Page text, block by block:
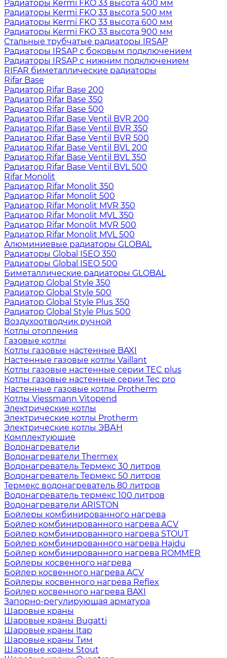
Радиаторы Kermi FKO 33 высота 400 мм
Радиаторы Kermi FKO 33 высота 500 мм
Радиаторы Kermi FKO 33 высота 600 мм
Радиаторы Kermi FKO 33 высота 900 мм
Стальные трубчатые радиаторы IRSAP
Радиаторы IRSAP с боковым подключением
Радиаторы IRSAP с нижним подключением
RIFAR биметаллические радиаторы
Rifar Base
Радиатор Rifar Base 200
Радиатор Rifar Base 350
Радиатор Rifar Base 500
Радиатор Rifar Base Ventil BVR 200
Радиатор Rifar Base Ventil BVR 350
Радиатор Rifar Base Ventil BVR 500
Радиатор Rifar Base Ventil BVL 200
Радиатор Rifar Base Ventil BVL 350
Радиатор Rifar Base Ventil BVL 500
Rifar Monolit
Радиатор Rifar Monolit 350
Радиатор Rifar Monolit 500
Радиатор Rifar Monolit MVR 350
Радиатор Rifar Monolit MVL 350
Радиатор Rifar Monolit MVR 500
Радиатор Rifar Monolit MVL 500
Алюминиевые радиаторы GLOBAL
Радиаторы Global ISEO 350
Радиаторы Global ISEO 500
Биметаллические радиаторы GLOBAL
Радиатор Global Style 350
Радиатор Global Style 500
Радиатор Global Style Plus 350
Радиатор Global Style Plus 500
Воздухоотводчик ручной
Котлы отопления
Газовые котлы
Котлы газовые настенные BAXI
Настенные газовые котлы Vaillant
Котлы газовые настенные серии TEC plus
Котлы газовые настенные серии Tec pro
Настенные газовые котлы Protherm
Котлы Viessmann Vitopend
Электрические котлы
Электрические котлы Protherm
Электрические котлы ЭВАН
Комплектующие
Водонагреватели
Водонагреватели Thermex
Водонагреватель Термекс 30 литров
Водонагреватель Термекс 50 литров
Термекс водонагреватель 80 литров
Водонагреватель термекс 100 литров
Водонагреватели ARISTON
Бойлеры комбинированного нагрева
Бойлер комбинированного нагрева ACV
Бойлер комбинированного нагрева STOUT
Бойлер комбинированного нагрева Hajdu
Бойлер комбинированного нагрева ROMMER
Бойлеры косвенного нагрева
Бойлер косвенного нагрева ACV
Бойлеры косвенного нагрева Reflex
Бойлер косвенного нагрева BAXI
Запорно-регулирующая арматура
Шаровые краны
Шаровые краны Bugatti
Шаровые краны Itap
Шаровые краны Тим
Шаровые краны Stout